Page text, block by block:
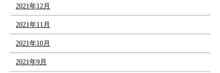
2021年12月
2021年11月
2021年10月
2021年9月